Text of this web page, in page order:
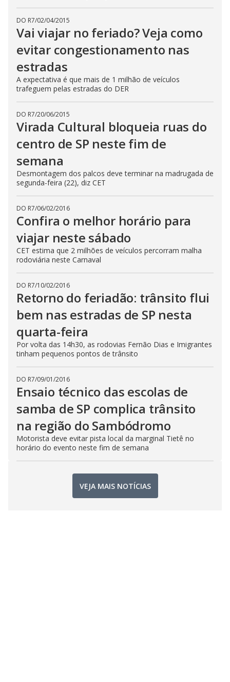
DO R7/02/04/2015
Vai viajar no feriado? Veja como
evitar congestionamento nas
estradas
A expectativa é que mais de 1 milhão de veículos
trafeguem pelas estradas do DER
DO R7/20/06/2015
Virada Cultural bloqueia ruas do
centro de SP neste fim de
semana
Desmontagem dos palcos deve terminar na madrugada de
segunda-feira (22), diz CET
DO R7/06/02/2016
Confira o melhor horário para
viajar neste sábado
CET estima que 2 milhões de veículos percorram malha
rodoviária neste Carnaval
DO R7/10/02/2016
Retorno do feriadão: trânsito flui
bem nas estradas de SP nesta
quarta-feira
Por volta das 14h30, as rodovias Fernão Dias e Imigrantes
tinham pequenos pontos de trânsito
DO R7/09/01/2016
Ensaio técnico das escolas de
samba de SP complica trânsito
na região do Sambódromo
Motorista deve evitar pista local da marginal Tietê no
horário do evento neste fim de semana
VEJA MAIS NOTÍCIAS